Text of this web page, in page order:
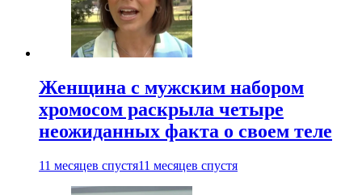
Женщина с мужским набором
хромосом раскрыла четыре
неожиданных факта о своем теле
11 месяцев спустя11 месяцев спустя